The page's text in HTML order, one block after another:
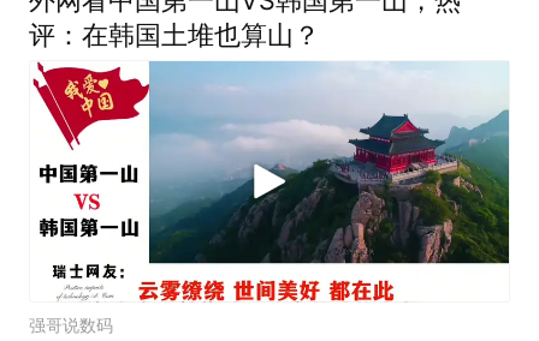
评：在韩国土堆也算山？
强哥说数码